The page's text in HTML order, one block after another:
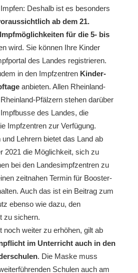
Deshalb ist es besonders
ab dem 21.
für die 5- bis
wird. Sie können Ihre Kinder
des Landes registrieren.
in den Impfzentren Kinder-
anbieten. Allen Rheinland-
Pfälzern stehen darüber
des Landes, die
Impfzentren zur Verfügung.
Lehrern bietet das Land ab
2021 die Möglichkeit, sich zu
bei den Landesimpfzentren zu
zeitnahen Termin für Booster-
Auch das ist ein Beitrag zum
ebenso wie dazu, den
zu sichern.
noch weiter zu erhöhen, gilt ab
im Unterricht auch in den
. Die Maske muss
Schulen auch am